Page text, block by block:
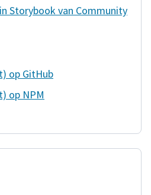
Storybook van Community
op GitHub
op NPM